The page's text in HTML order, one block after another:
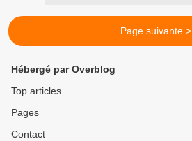
Page suivante >
Hébergé par Overblog
Top articles
Pages
Contact